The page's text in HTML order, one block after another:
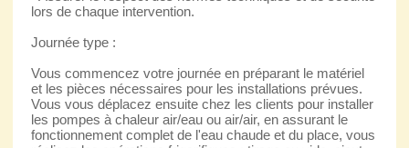
lors de chaque intervention.
Journée type :
Vous commencez votre journée en préparant le matériel
et les pièces nécessaires pour les installations prévues.
Vous vous déplacez ensuite chez les clients pour installer
les pompes à chaleur air/eau ou air/air, en assurant le
fonctionnement complet de l'eau chaude et du place, vous